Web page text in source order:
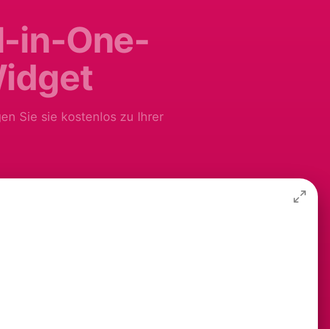
in-One-
Sie sie kostenlos zu Ihrer